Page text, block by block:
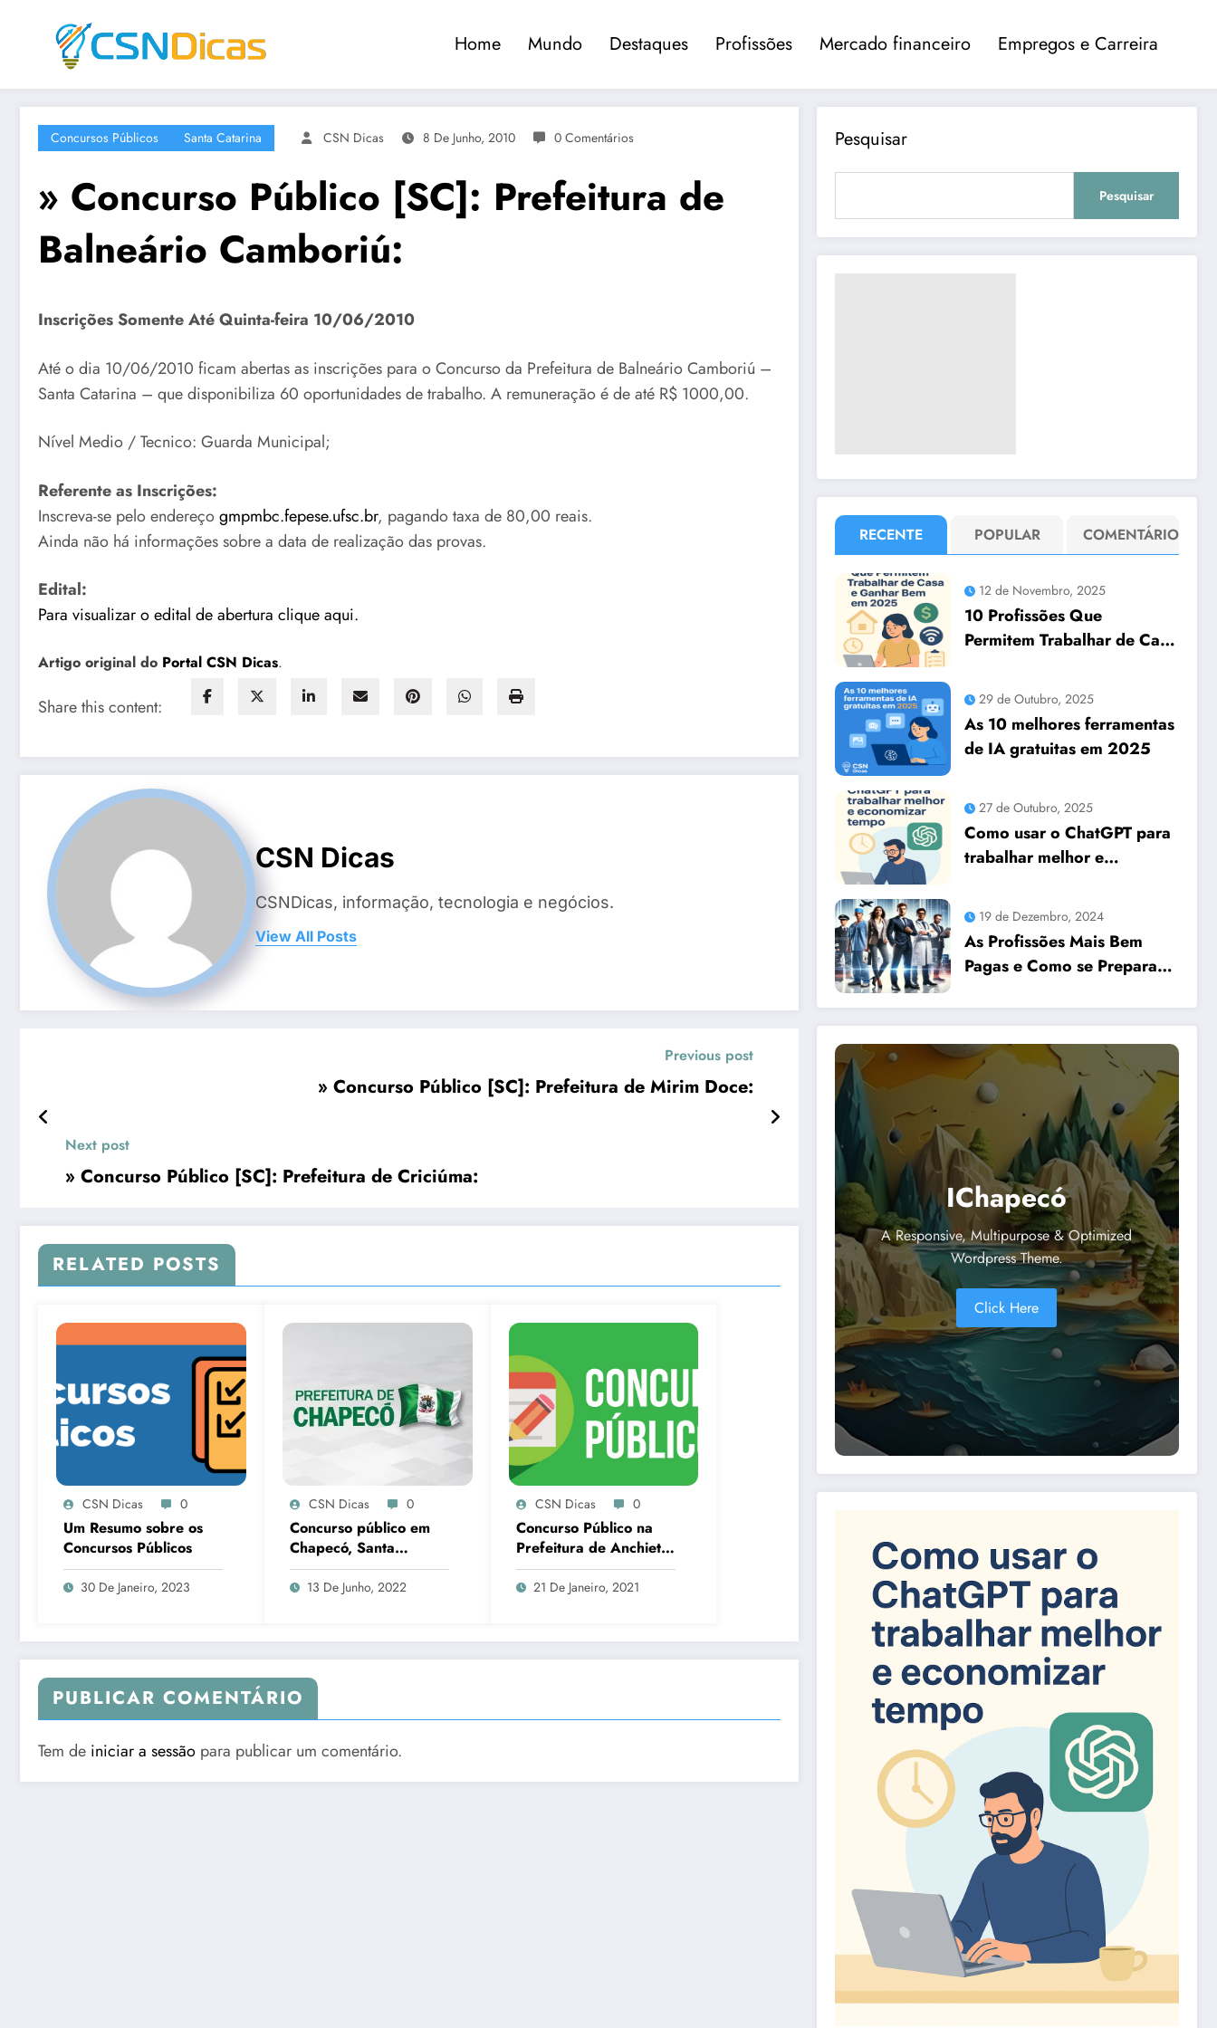
Home Mundo Destaques Profissões Mercado financeiro Empregos e Carreira
Concursos Públicos Santa Catarina CSN Dicas 8 De Junho, 2010 0 Comentários
» Concurso Público [SC]: Prefeitura de
Balneário Camboriú:
Inscrições Somente Até Quinta-feira 10/06/2010
Até o dia 10/06/2010 ficam abertas as inscrições para o Concurso da Prefeitura de Balneário Camboriú –
Santa Catarina – que disponibiliza 60 oportunidades de trabalho. A remuneração é de até R$ 1000,00.
Nível Medio / Tecnico: Guarda Municipal;
Referente as Inscrições:
Inscreva-se pelo endereçogmpmbc.fepese.ufsc.br, pagando taxa de 80,00 reais.
Ainda não há informações sobre a data de realização das provas.
Edital:
Para visualizar o edital de abertura clique aqui.
Artigo original do Portal CSN Dicas.
Share this content:
CSN Dicas
CSNDicas, informação, tecnologia e negócios.
View All Posts
Previous post
» Concurso Público [SC]: Prefeitura de Mirim Doce:
Next post
» Concurso Público [SC]: Prefeitura de Criciúma:
RELATED POSTS
CSN Dicas 0
Um Resumo sobre os
Concursos Públicos
30 De Janeiro, 2023
CSN Dicas 0
Concurso público em
Chapecó, Santa
Catarina
13 De Junho, 2022
CSN Dicas 0
Concurso Público na
Prefeitura de Anchieta,
em SC
21 De Janeiro, 2021
PUBLICAR COMENTÁRIO
Tem de iniciar a sessão para publicar um comentário.
Pesquisar
Pesquisar
RECENTE POPULAR COMENTÁRIO
12 de Novembro, 2025
10 Profissões Que
Permitem Trabalhar de Casa
29 de Outubro, 2025
As 10 melhores ferramentas
de IA gratuitas em 2025
27 de Outubro, 2025
Como usar o ChatGPT para
trabalhar melhor e
19 de Dezembro, 2024
As Profissões Mais Bem
Pagas e Como se Preparar
Essenciais
IChapecó
A Responsive, Multipurpose & Optimized
Wordpress Theme.
Click Here